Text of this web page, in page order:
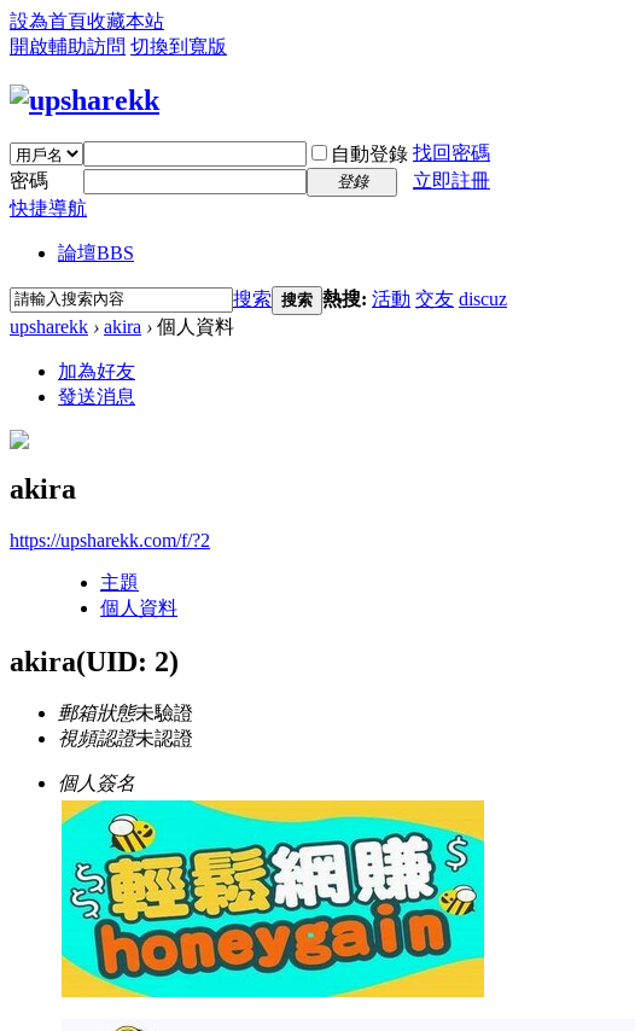
設為首頁收藏本站
開啟輔助訪問 切換到寬版
自動登錄 找回密碼
密碼
登錄
立即註冊
快捷導航
論壇BBS
搜索 搜索 熱搜: 活動 交友 discuz
upsharekk › akira › 個人資料
加為好友
發送消息
akira
https://upsharekk.com/f/?2
主題
個人資料
akira(UID: 2)
郵箱狀態未驗證
視頻認證未認證
個人簽名